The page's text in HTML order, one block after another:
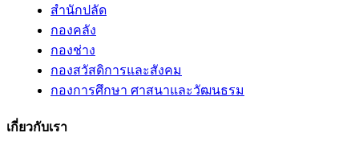
สำนักปลัด
กองคลัง
กองช่าง
กองสวัสดิการและสังคม
กองการศึกษา ศาสนาและวัฒนธรม
เกี่ยวกับเรา